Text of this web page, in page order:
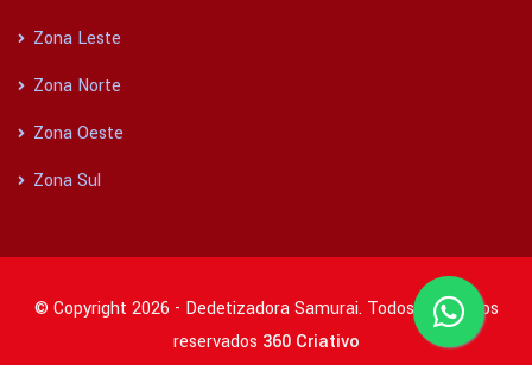
Zona Leste
Zona Norte
Zona Oeste
Zona Sul
© Copyright 2026 - Dedetizadora Samurai. Todos os direitos
reservados 360 Criativo